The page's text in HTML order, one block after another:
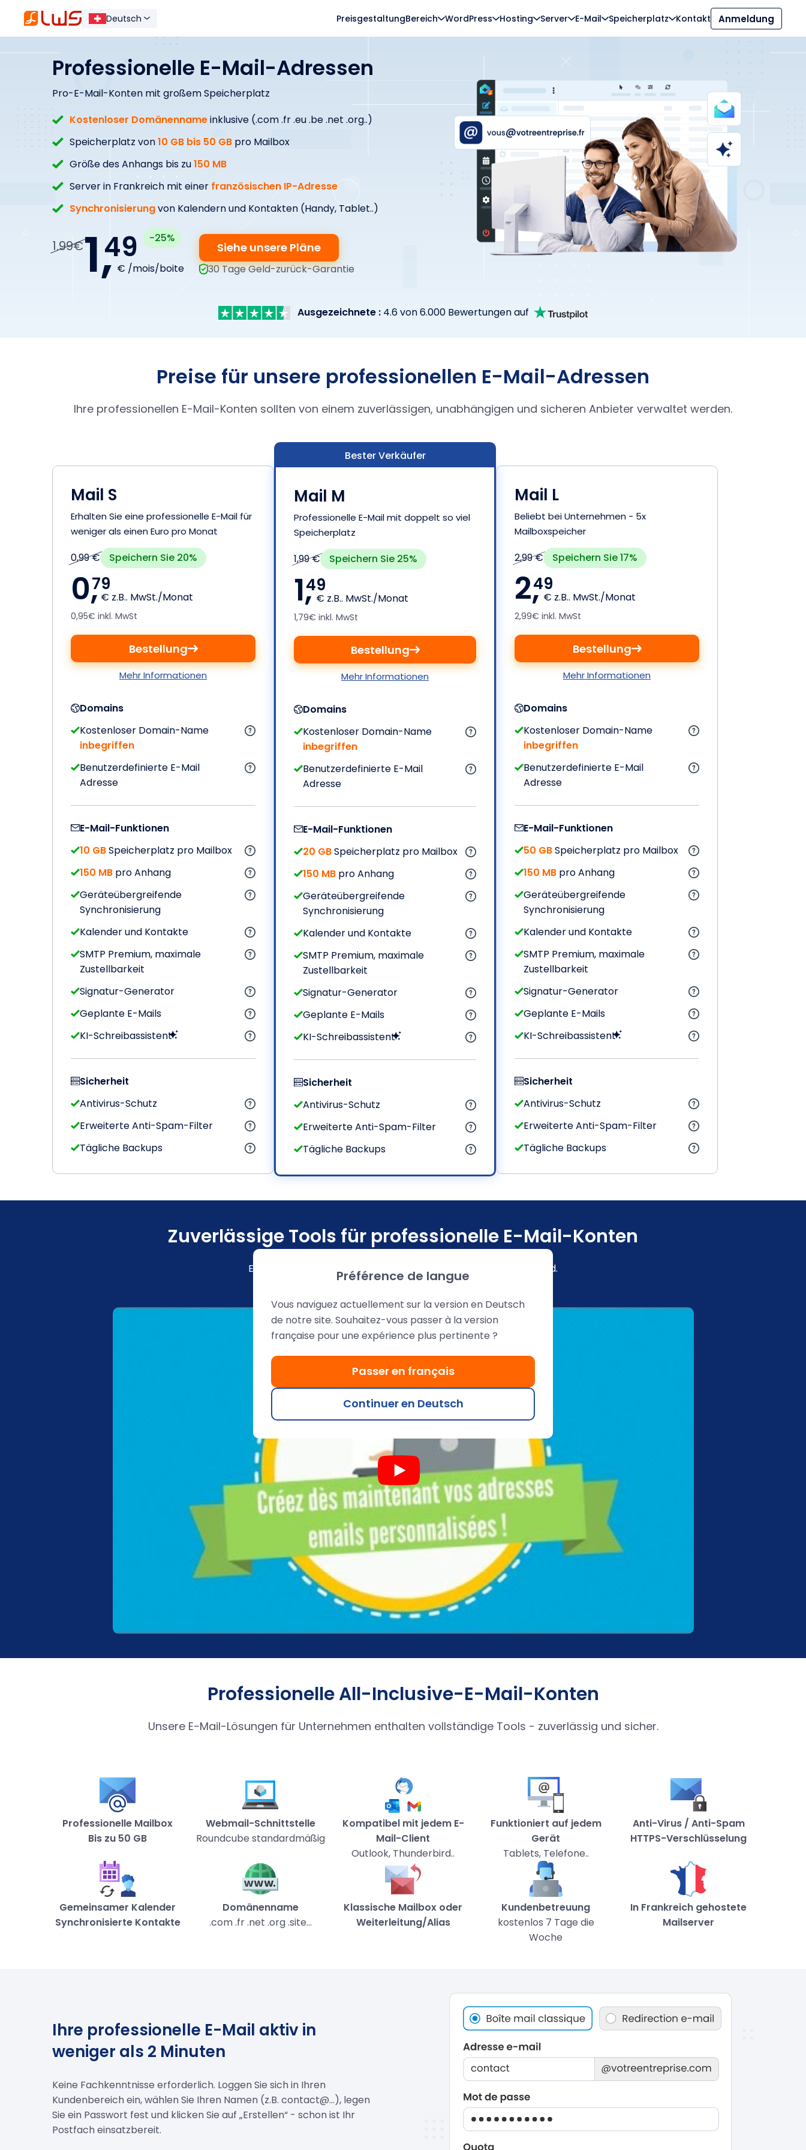
Deutsch PreisgestaltungBereich WordPress Hosting Server E-Mail Speicherplatz Kontakt Anmeldung
Professionelle E-Mail-Adressen
Pro-E-Mail-Konten mit großem Speicherplatz
Kostenloser Domänennameinklusive (.com .fr .eu .be .net .org..)
Speicherplatz von10 GB bis 50 GB pro Mailbox
Größe des Anhangs bis zu150 MB
Server in Frankreich mit einer französischen IP-Adresse
Synchronisierungvon Kalendern und Kontakten (Handy, Tablet..)
1.99€1,49
€ /mois/boite
-25%
Siehe unsere Pläne
30 Tage Geld-zurück-Garantie
Ausgezeichnete : 4.6 von 6.000 Bewertungen auf
Preise für unsere professionellen E-Mail-Adressen
Ihre professionellen E-Mail-Konten sollten von einem zuverlässigen, unabhängigen und sicheren Anbieter verwaltet werden.
Mail S
Erhalten Sie eine professionelle E-Mail für
weniger als einen Euro pro Monat
0,99 € Speichern Sie 20%
0,79
€ z.B.. MwSt./Monat
0,95€ inkl. MwSt
Bestellung
Mehr Informationen
Domains
Kostenloser Domain-Name
inbegriffen
Benutzerdefinierte E-Mail
Adresse
E-Mail-Funktionen
10 GBSpeicherplatz pro Mailbox
150 MB pro Anhang
Geräteübergreifende
Synchronisierung
Kalender und Kontakte
SMTP Premium, maximale
Zustellbarkeit
Signatur-Generator
Geplante E-Mails
KI-Schreibassistent
Sicherheit
Antivirus-Schutz
Erweiterte Anti-Spam-Filter
Tägliche Backups
Bester Verkäufer
Mail M
Professionelle E-Mail mit doppelt so viel
Speicherplatz
1,99 € Speichern Sie 25%
1,49
€ z.B.. MwSt./Monat
1,79€ inkl. MwSt
Bestellung
Mehr Informationen
Domains
Kostenloser Domain-Name
inbegriffen
Benutzerdefinierte E-Mail
Adresse
E-Mail-Funktionen
20 GBSpeicherplatz pro Mailbox
150 MB pro Anhang
Geräteübergreifende
Synchronisierung
Kalender und Kontakte
SMTP Premium, maximale
Zustellbarkeit
Signatur-Generator
Geplante E-Mails
KI-Schreibassistent
Sicherheit
Antivirus-Schutz
Erweiterte Anti-Spam-Filter
Tägliche Backups
Mail L
Beliebt bei Unternehmen - 5x
Mailboxspeicher
2,99 € Speichern Sie 17%
2,49
€ z.B.. MwSt./Monat
2,99€ inkl. MwSt
Bestellung
Mehr Informationen
Domains
Kostenloser Domain-Name
inbegriffen
Benutzerdefinierte E-Mail
Adresse
E-Mail-Funktionen
50 GBSpeicherplatz pro Mailbox
150 MB pro Anhang
Geräteübergreifende
Synchronisierung
Kalender und Kontakte
SMTP Premium, maximale
Zustellbarkeit
Signatur-Generator
Geplante E-Mails
KI-Schreibassistent
Sicherheit
Antivirus-Schutz
Erweiterte Anti-Spam-Filter
Tägliche Backups
Zuverlässige Tools für professionelle E-Mail-Konten
E-Mail-Lösungen für Unternehmen, die zuverlässig und sicher sind.
Professionelle All-Inclusive-E-Mail-Konten
Unsere E-Mail-Lösungen für Unternehmen enthalten vollständige Tools - zuverlässig und sicher.
Professionelle Mailbox
Bis zu 50 GB
Webmail-Schnittstelle
Roundcube standardmäßig
Kompatibel mit jedem E-
Mail-Client
Outlook, Thunderbird..
Funktioniert auf jedem
Gerät
Tablets, Telefone..
Anti-Virus / Anti-Spam
HTTPS-Verschlüsselung
Gemeinsamer Kalender
Synchronisierte Kontakte
Domänenname
.com .fr .net .org .site...
Klassische Mailbox oder
Weiterleitung/Alias
Kundenbetreuung
kostenlos 7 Tage die
Woche
In Frankreich gehostete
Mailserver
Ihre professionelle E-Mail aktiv in
weniger als 2 Minuten
Keine Fachkenntnisse erforderlich. Loggen Sie sich in Ihren
Kundenbereich ein, wählen Sie Ihren Namen (z.B. contact@...), legen
Sie ein Passwort fest und klicken Sie auf „Erstellen“ - schon ist Ihr
Postfach einsatzbereit.
Préférence de langue
Vous naviguez actuellement sur la version en Deutsch
de notre site. Souhaitez-vous passer à la version
française pour une expérience plus pertinente ?
Passer en français
Continuer en Deutsch